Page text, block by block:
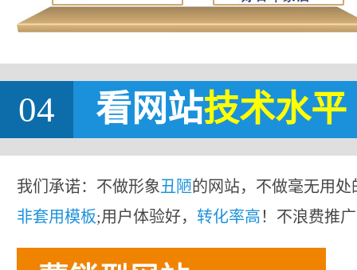
04 看网站技术水平
我们承诺：不做形象丑陋的网站，不做毫无用处
非套用模板;用户体验好， 转化率高！不浪费推